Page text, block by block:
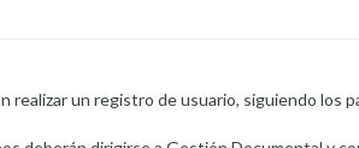
realizar un registro de usuario, siguiendo los